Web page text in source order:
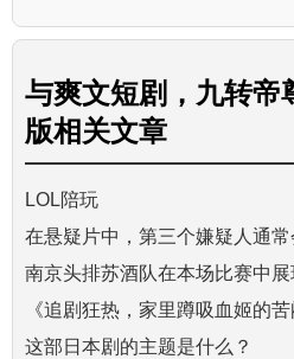
与爽文短剧，九转帝
版相关文章
LOL陪玩
在悬疑片中，第三个嫌疑人通常
南京头排苏酒队在本场比赛中
《追剧狂热，家里蹲吸血姬的苦
这部日本剧的主题是什么？